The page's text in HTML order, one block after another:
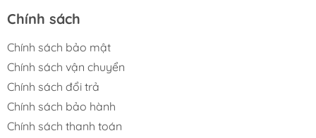
Chính sách
Chính sách bảo mật
Chính sách vận chuyển
Chính sách đổi trả
Chính sách bảo hành
Chính sách thanh toán